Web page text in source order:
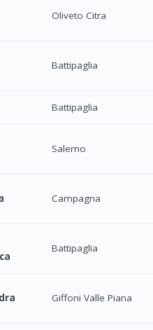
Oliveto Citra
Battipaglia
Battipaglia
Salerno
Campagna
Battipaglia
Giffoni Valle Piana